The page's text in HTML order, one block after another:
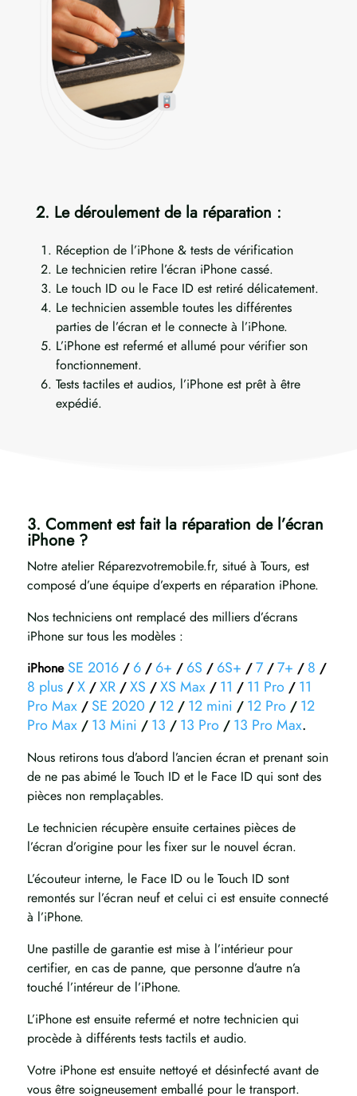
2. Le déroulement de la réparation :
Réception de l’iPhone & tests de vérification
Le technicien retire l’écran iPhone cassé.
Le touch ID ou le Face ID est retiré délicatement.
Le technicien assemble toutes les différentes
parties de l’écran et le connecte à l’iPhone.
L’iPhone est refermé et allumé pour vérifier son
fonctionnement.
Tests tactiles et audios, l’iPhone est prêt à être
expédié.
3. Comment est fait la réparation de l’écran
iPhone ?
Notre atelier Réparezvotremobile.fr, situé à Tours, est
composé d’une équipe d’experts en réparation iPhone.
Nos techniciens ont remplacé des milliers d’écrans
iPhone sur tous les modèles :
iPhone SE 2016/ 6/ 6+ / 6S / 6S+ /7/7+ / 8 /
8 plus/X/XR/XS /XS Max/ 11 / 11 Pro/ 11
Pro Max/ SE 2020 / 12/ 12 mini / 12 Pro/ 12
Pro Max/ 13 Mini / 13 / 13 Pro/ 13 Pro Max.
Nous retirons tous d’abord l’ancien écran et prenant soin
de ne pas abimé le Touch ID et le Face ID qui sont des
pièces non remplaçables.
Le technicien récupère ensuite certaines pièces de
l’écran d’origine pour les fixer sur le nouvel écran.
L’écouteur interne, le Face ID ou le Touch ID sont
remontés sur l’écran neuf et celui ci est ensuite connecté
à l’iPhone.
Une pastille de garantie est mise à l’intérieur pour
certifier, en cas de panne, que personne d’autre n’a
touché l’intéreur de l’iPhone.
L’iPhone est ensuite refermé et notre technicien qui
procède à différents tests tactils et audio.
Votre iPhone est ensuite nettoyé et désinfecté avant de
vous être soigneusement emballé pour le transport.